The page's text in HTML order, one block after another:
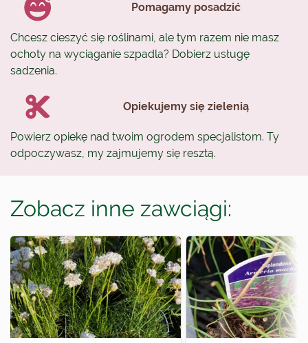
Pomagamy posadzić
Chcesz cieszyć się roślinami, ale tym razem nie masz
ochoty na wyciąganie szpadla? Dobierz usługę
sadzenia.
Opiekujemy się zielenią
Powierz opiekę nad twoim ogrodem specjalistom. Ty
odpoczywasz, my zajmujemy się resztą.
Zobacz inne zawciągi: